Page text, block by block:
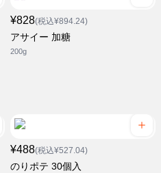
¥828(税込¥894.24)
アサイー 加糖
200g
¥488(税込¥527.04)
のりポテ 30個入